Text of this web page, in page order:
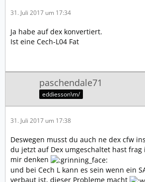
31. Juli 2017 um 17:34
Ja habe auf dex konvertiert.
Ist eine Cech-L04 Fat
paschendale71
eddiesson\m/
31. Juli 2017 um 17:38
Deswegen musst du auch ne dex cfw
du jetzt auf Dex umgeschaltet hast frag
mir denken
und bei Cech L kann es sein wenn ein
verbaut ist, dieser Probleme macht